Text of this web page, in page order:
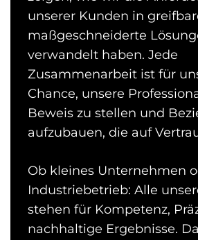
unserer Kunden in
maßgeschneiderte
verwandelt haben. Jede
Zusammenarbeit ist für
Chance, unsere
Beweis zu stellen und
aufzubauen, die auf
Ob kleines Unternehmen
Industriebetrieb: Alle
stehen für Kompetenz,
nachhaltige Ergebnisse.